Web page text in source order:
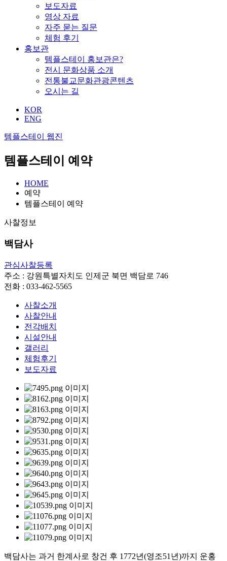
보도자료
영상 자료
자주 묻는 질문
체험 후기
홍보관
템플스테이 홍보관은?
전시 문화상품 소개
전통불교문화관광콘텐츠
오시는 길
KOR
ENG
템플스테이 웹진
템플스테이 예약
HOME
예약
템플스테이 예약
사찰정보
백담사
관심사찰등록
주소 : 강원특별자치도 인제군 북면 백담로 746
전화 : 033-462-5565
사찰소개
사찰안내
전각배치
시설안내
갤러리
체험후기
보도자료
백담사는 과거 한계사로 창건 후 1772년(영조51년)까지 운홍